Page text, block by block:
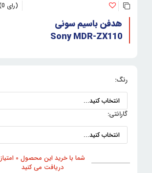
0
هدفن باسیم سونی
Sony MDR-ZX110
رنگ:
گارانتی:
شما با خرید این محصول 0 امتیاز
دریافت می کنید